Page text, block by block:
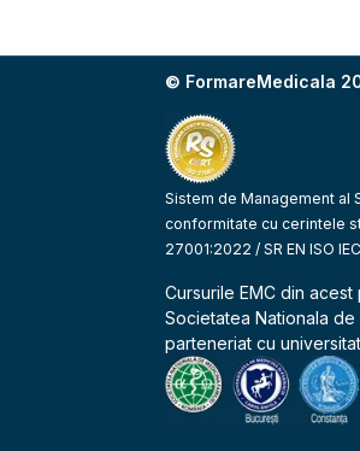
© FormareMedicala
Sistem de Management al
conformitate cu cerintele
27001:2022 / SR EN ISO
Cursurile EMC din
Societatea Nationala de
parteneriat cu